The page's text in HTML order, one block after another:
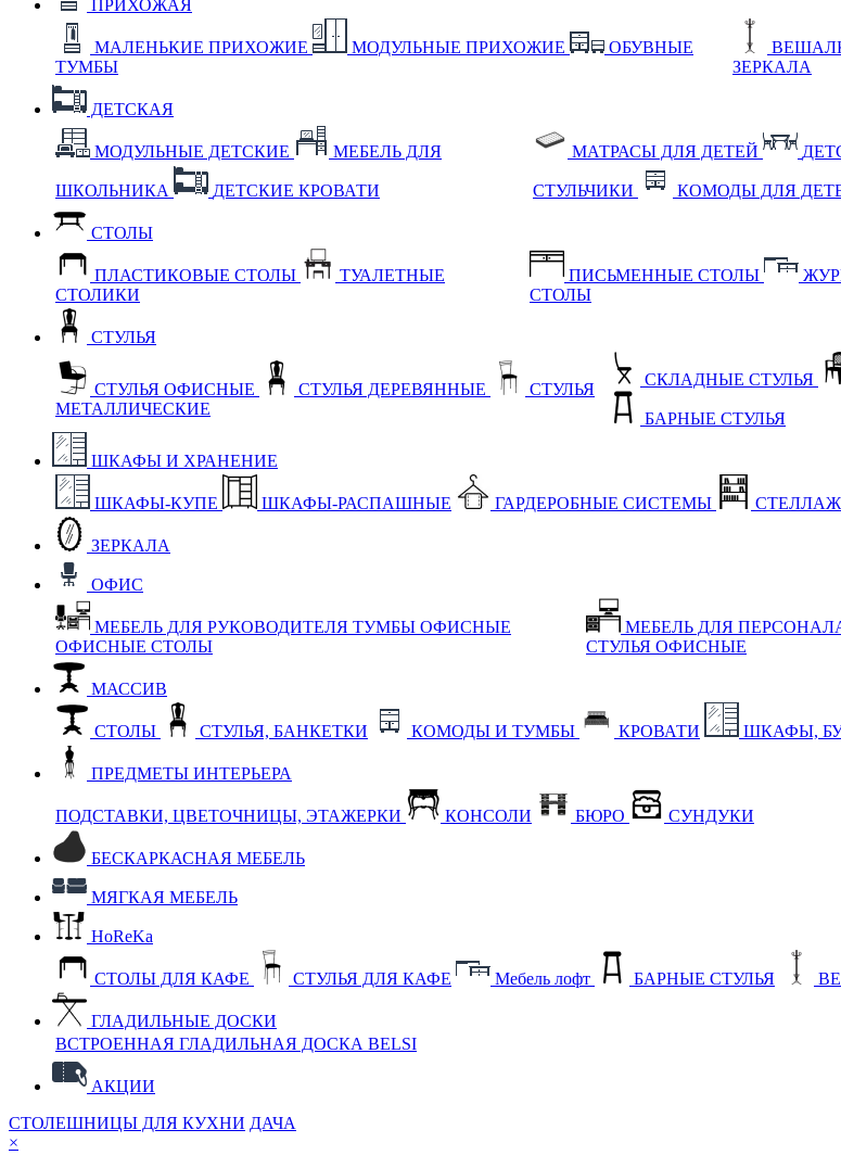
ПРИХОЖАЯ
МАЛЕНЬКИЕ ПРИХОЖИЕ МОДУЛЬНЫЕ ПРИХОЖИЕ
ОБУВНЫЕ
ТУМБЫ
ЗЕРКАЛА
ДЕТСКАЯ
МОДУЛЬНЫЕ ДЕТСКИЕ МЕБЕЛЬ ДЛЯ
ШКОЛЬНИКА ДЕТСКИЕ КРОВАТИ
МАТРАСЫ ДЛЯ ДЕТЕЙ
СТУЛЬЧИКИ КОМОДЫ ДЛЯ
СТОЛЫ
ПЛАСТИКОВЫЕ СТОЛЫ
ТУАЛЕТНЫЕ
СТОЛИКИ
ПИСЬМЕННЫЕ СТОЛЫ
СТОЛЫ
СТУЛЬЯ
СТУЛЬЯ ОФИСНЫЕ СТУЛЬЯ ДЕРЕВЯННЫЕ
СТУЛЬЯ
МЕТАЛЛИЧЕСКИЕ
СКЛАДНЫЕ СТУЛЬЯ
БАРНЫЕ СТУЛЬЯ
ШКАФЫ И ХРАНЕНИЕ
ШКАФЫ-КУПЕ ШКАФЫ-РАСПАШНЫЕ ГАРДЕРОБНЫЕ СИСТЕМЫ
ЗЕРКАЛА
ОФИС
МЕБЕЛЬ ДЛЯ РУКОВОДИТЕЛЯ ТУМБЫ ОФИСНЫЕ
ОФИСНЫЕ СТОЛЫ
МЕБЕЛЬ ДЛЯ
СТУЛЬЯ ОФИСНЫЕ
МАССИВ
СТОЛЫ СТУЛЬЯ, БАНКЕТКИ КОМОДЫ И ТУМБЫ КРОВАТИ ШКАФЫ,
ПРЕДМЕТЫ ИНТЕРЬЕРА
ПОДСТАВКИ, ЦВЕТОЧНИЦЫ, ЭТАЖЕРКИ КОНСОЛИ БЮРО СУНДУКИ
БЕСКАРКАСНАЯ МЕБЕЛЬ
МЯГКАЯ МЕБЕЛЬ
HoReKa
СТОЛЫ ДЛЯ КАФЕ СТУЛЬЯ ДЛЯ КАФЕ Мебель лофт БАРНЫЕ СТУЛЬЯ
ГЛАДИЛЬНЫЕ ДОСКИ
ВСТРОЕННАЯ ГЛАДИЛЬНАЯ ДОСКА BELSI
АКЦИИ
СТОЛЕШНИЦЫ ДЛЯ КУХНИ ДАЧА
×